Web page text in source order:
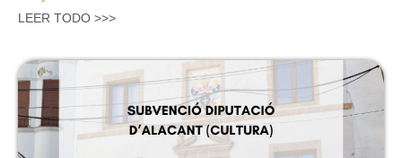
LEER TODO >>>